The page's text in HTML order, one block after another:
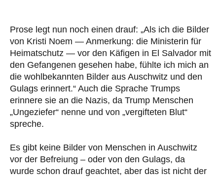
Prose legt nun noch einen drauf: „Als ich die Bilder
von Kristi Noem — Anmerkung: die Ministerin für
Heimatschutz — vor den Käfigen in El Salvador mit
den Gefangenen gesehen habe, fühlte ich mich an
die wohlbekannten Bilder aus Auschwitz und den
Gulags erinnert.“ Auch die Sprache Trumps
erinnere sie an die Nazis, da Trump Menschen
„Ungeziefer“ nenne und von „vergifteten Blut“
spreche.
Es gibt keine Bilder von Menschen in Auschwitz
vor der Befreiung – oder von den Gulags, da
wurde schon drauf geachtet, aber das ist nicht der